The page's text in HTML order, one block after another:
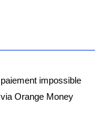
paiement impossible
via Orange Money